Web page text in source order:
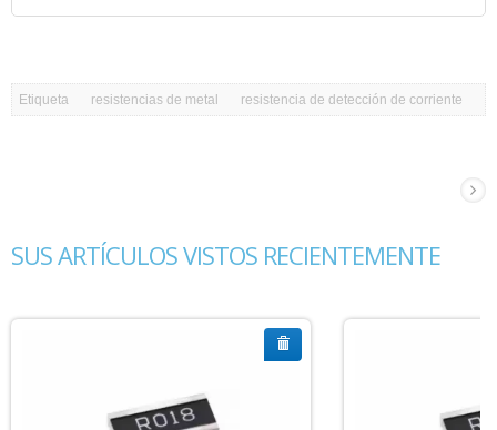
Etiqueta resistencias de metal resistencia de detección de corriente
SUS ARTÍCULOS VISTOS RECIENTEMENTE